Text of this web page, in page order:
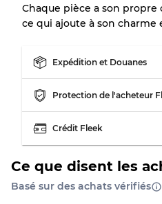
Qualité APresque neuf,
Qualité BPeu utilisé
Répartition pour
Chaque pièce a son
ce qui ajoute à son charme
Expédition et Douanes
Protection de l'acheteur
Crédit Fleek
Ce que disent les
Basé sur des achats vérifiés